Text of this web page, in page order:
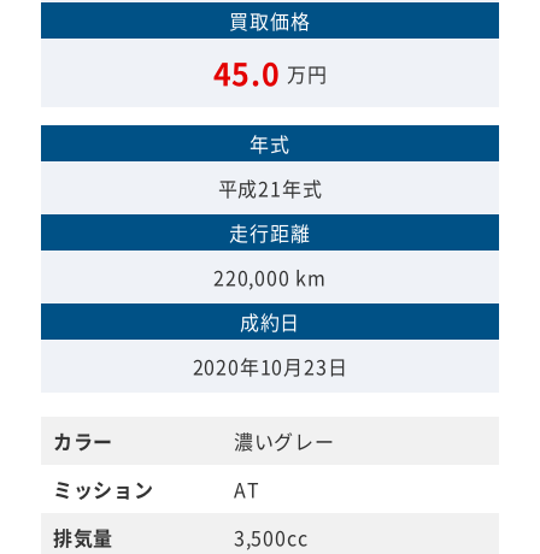
買取価格
45.0 万円
年式
平成21年式
走行距離
220,000 km
成約日
2020年10月23日
カラー
濃いグレー
ミッション
AT
排気量
3,500cc